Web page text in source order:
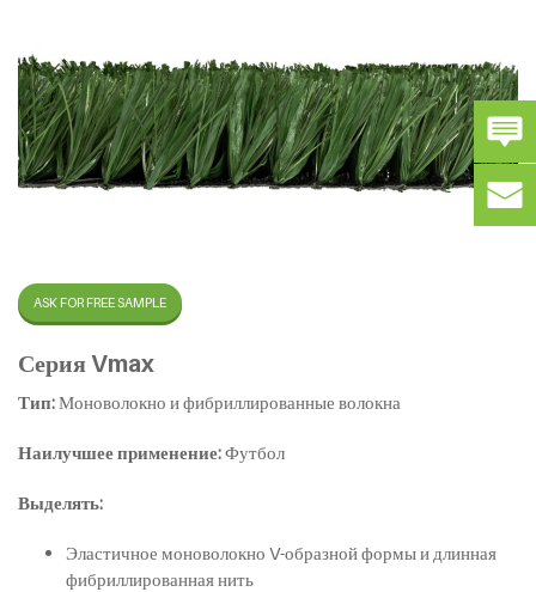
ASK FOR FREE SAMPLE
Серия Vmax
Тип:Моноволокно и фибриллированные волокна
Наилучшее применение:Футбол
Выделять:
Эластичное моноволокно V-образной формы и длинная
фибриллированная нить